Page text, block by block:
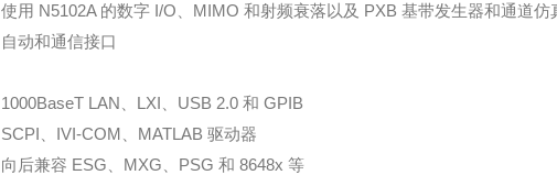
使用 N5102A 的数字 I/O、MIMO 和射频衰落以及 PXB 基带发生器和通道
自动和通信接口
1000BaseT LAN、LXI、USB 2.0 和 GPIB
SCPI、IVI-COM、MATLAB 驱动器
向后兼容 ESG、MXG、PSG 和 8648x 等